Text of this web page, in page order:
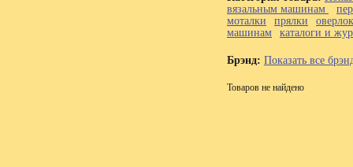
вязальным машинам
моталки
прялки
машинам
каталоги и
Брэнд: Показать все
Товаров не найдено